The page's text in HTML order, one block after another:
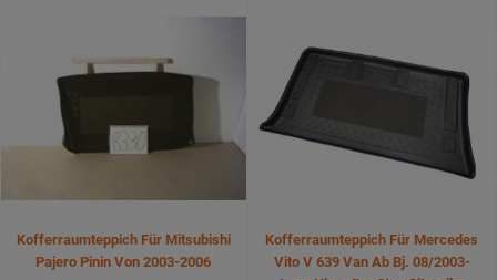
Kofferraumteppich Für Mitsubishi
Pajero Pinin Von 2003-2006
Kofferraumteppich Für Mercedes
Vito V 639 Van Ab Bj. 08/2003-